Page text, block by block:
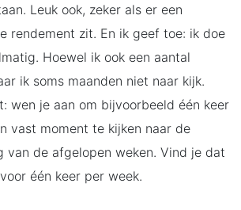
Leuk ook, zeker als er een
rendement zit. En ik geef toe: ik doe
Hoewel ik ook een aantal
ik soms maanden niet naar kijk.
wen je aan om bijvoorbeeld één keer
vast moment te kijken naar de
van de afgelopen weken. Vind je dat
één keer per week.